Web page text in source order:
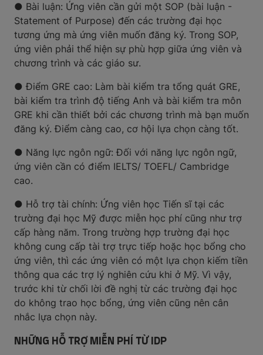
● Bài luận: Ứng viên cần gửi một SOP (bài luận -
Statement of Purpose) đến các trường đại học
tương ứng mà ứng viên muốn đăng ký. Trong SOP,
ứng viên phải thể hiện sự phù hợp giữa ứng viên và
chương trình và các giáo sư.
● Điểm GRE cao: Làm bài kiểm tra tổng quát GRE,
bài kiểm tra trình độ tiếng Anh và bài kiểm tra môn
GRE khi cần thiết bởi các chương trình mà bạn muốn
đăng ký. Điểm càng cao, cơ hội lựa chọn càng tốt.
● Năng lực ngôn ngữ: Đối với năng lực ngôn ngữ,
ứng viên cần có điểm IELTS/ TOEFL/ Cambridge
cao.
● Hỗ trợ tài chính: Ứng viên học Tiến sĩ tại các
trường đại học Mỹ được miễn học phí cũng như trợ
cấp hàng năm. Trong trường hợp trường đại học
không cung cấp tài trợ trực tiếp hoặc học bổng cho
ứng viên, thì các ứng viên có một lựa chọn kiếm tiền
thông qua các trợ lý nghiên cứu khi ở Mỹ. Vì vậy,
trước khi từ chối lời đề nghị từ các trường đại học
do không trao học bổng, ứng viên cũng nên cân
nhắc lựa chọn này.
NHỮNG HỖ TRỢ MIỄN PHÍ TỪ IDP